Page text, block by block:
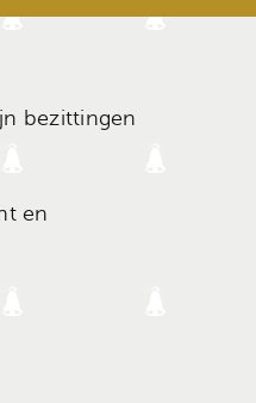
bezittingen
en